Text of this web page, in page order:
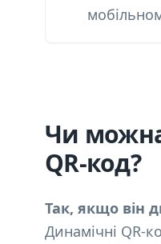
Чи
QR-код?
Так, якщо він
Динамічні QR-